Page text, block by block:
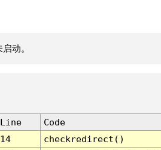
动。
Line
Code
14
checkredirect()